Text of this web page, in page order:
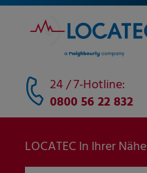
24 / 7-Hotline:
0800 56 22 832
LOCATEC In Ihrer Nähe